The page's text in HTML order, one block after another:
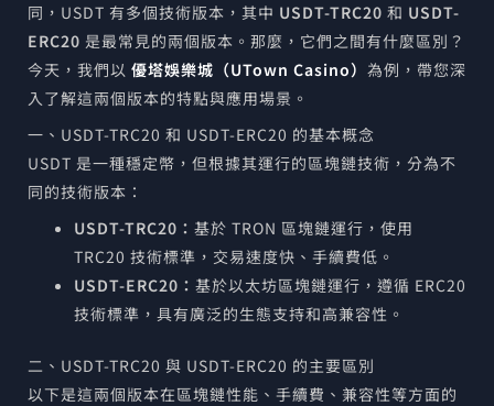
同，USDT 有多個技術版本，其中 USDT-TRC20 和 USDT-
ERC20 是最常見的兩個版本。那麼，它們之間有什麼區別？
今天，我們以 優塔娛樂城（UTown Casino） 為例，帶您深
入了解這兩個版本的特點與應用場景。
一、USDT-TRC20 和 USDT-ERC20 的基本概念
USDT 是一種穩定幣，但根據其運行的區塊鏈技術，分為不
同的技術版本：
USDT-TRC20： 基於 TRON 區塊鏈運行，使用
TRC20 技術標準，交易速度快、手續費低。
USDT-ERC20： 基於以太坊區塊鏈運行，遵循 ERC20
技術標準，具有廣泛的生態支持和高兼容性。
二、USDT-TRC20 與 USDT-ERC20 的主要區別
以下是這兩個版本在區塊鏈性能、手續費、兼容性等方面的